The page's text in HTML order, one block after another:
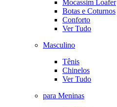
Mocassim Loafer
Botas e Coturnos
Conforto
Ver Tudo
Masculino
Tênis
Chinelos
Ver Tudo
para Meninas